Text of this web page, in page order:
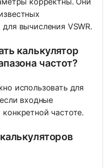
вычисления VSWR.
калькулятор
частот?
использовать для
входные
частоте.